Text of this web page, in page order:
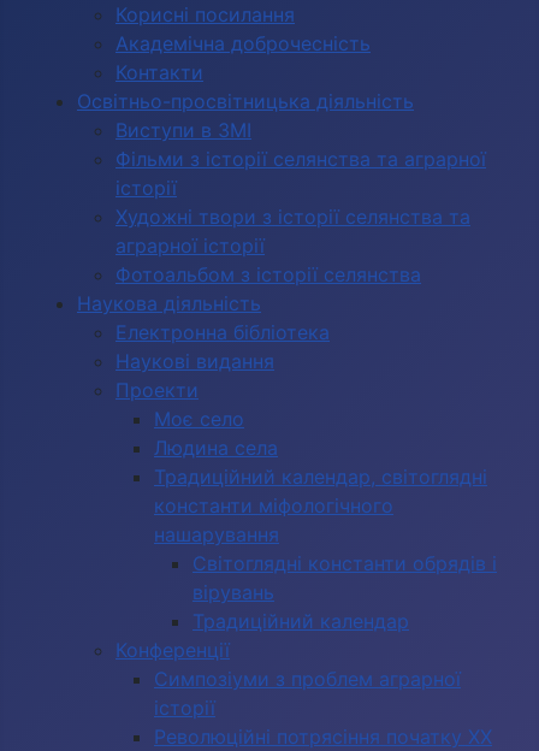
Корисні посилання
Академічна доброчесність
Контакти
Освітньо-просвітницька діяльність
Виступи в ЗМІ
Фільми з історії селянства та аграрної
історії
Художні твори з історії селянства та
аграрної історії
Фотоальбом з історії селянства
Наукова діяльність
Електронна бібліотека
Наукові видання
Проекти
Моє село
Людина села
Традиційний календар, світоглядні
константи міфологічного
нашарування
Світоглядні константи обрядів і
вірувань
Традиційний календар
Конференції
Симпозіуми з проблем аграрної
історії
Революційні потрясіння початку ХХ